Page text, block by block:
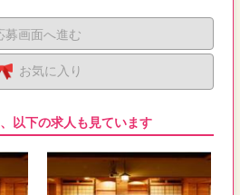
募画面へ進む
お気に入り
以下の求人も見ています